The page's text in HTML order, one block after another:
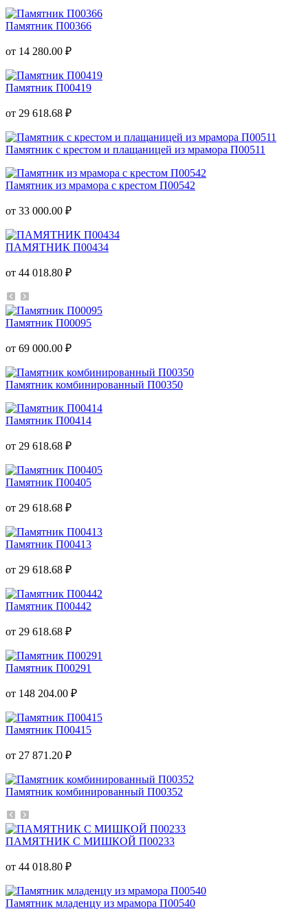
Памятник П00366
от 14 280.00 ₽
Памятник П00419
от 29 618.68 ₽
Памятник с крестом и плащаницей из мрамора П00511
Памятник из мрамора с крестом П00542
от 33 000.00 ₽
ПАМЯТНИК П00434
от 44 018.80 ₽
Памятник П00095
от 69 000.00 ₽
Памятник комбинированный П00350
Памятник П00414
от 29 618.68 ₽
Памятник П00405
от 29 618.68 ₽
Памятник П00413
от 29 618.68 ₽
Памятник П00442
от 29 618.68 ₽
Памятник П00291
от 148 204.00 ₽
Памятник П00415
от 27 871.20 ₽
Памятник комбинированный П00352
ПАМЯТНИК С МИШКОЙ П00233
от 44 018.80 ₽
Памятник младенцу из мрамора П00540